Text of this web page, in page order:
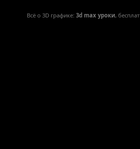
Всё о 3D графике:3d max уроки,